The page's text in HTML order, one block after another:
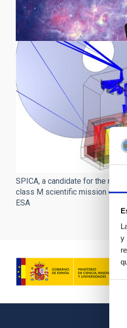
y
SPICA, a candidate for the next
class M scientific mission of
ESA